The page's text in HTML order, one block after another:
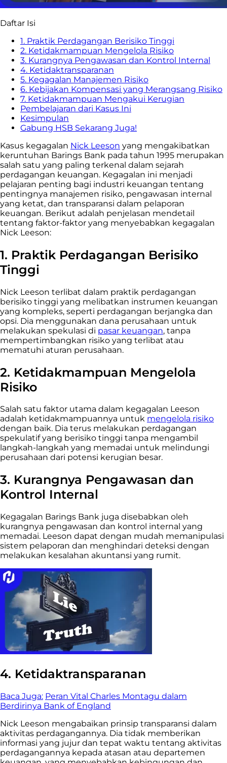
Daftar Isi
1. Praktik Perdagangan Berisiko Tinggi
2. Ketidakmampuan Mengelola Risiko
3. Kurangnya Pengawasan dan Kontrol Internal
4. Ketidaktransparanan
5. Kegagalan Manajemen Risiko
6. Kebijakan Kompensasi yang Merangsang Risiko
7. Ketidakmampuan Mengakui Kerugian
Pembelajaran dari Kasus Ini
Kesimpulan
Gabung HSB Sekarang Juga!
Kasus kegagalan Nick Leeson yang mengakibatkan
keruntuhan Barings Bank pada tahun 1995 merupakan
salah satu yang paling terkenal dalam sejarah
perdagangan keuangan. Kegagalan ini menjadi
pelajaran penting bagi industri keuangan tentang
pentingnya manajemen risiko, pengawasan internal
yang ketat, dan transparansi dalam pelaporan
keuangan. Berikut adalah penjelasan mendetail
tentang faktor-faktor yang menyebabkan kegagalan
Nick Leeson:
1. Praktik Perdagangan Berisiko
Tinggi
Nick Leeson terlibat dalam praktik perdagangan
berisiko tinggi yang melibatkan instrumen keuangan
yang kompleks, seperti perdagangan berjangka dan
opsi. Dia menggunakan dana perusahaan untuk
melakukan spekulasi di pasar keuangan, tanpa
mempertimbangkan risiko yang terlibat atau
mematuhi aturan perusahaan.
2. Ketidakmampuan Mengelola
Risiko
Salah satu faktor utama dalam kegagalan Leeson
adalah ketidakmampuannya untuk mengelola risiko
dengan baik. Dia terus melakukan perdagangan
spekulatif yang berisiko tinggi tanpa mengambil
langkah-langkah yang memadai untuk melindungi
perusahaan dari potensi kerugian besar.
3. Kurangnya Pengawasan dan
Kontrol Internal
Kegagalan Barings Bank juga disebabkan oleh
kurangnya pengawasan dan kontrol internal yang
memadai. Leeson dapat dengan mudah memanipulasi
sistem pelaporan dan menghindari deteksi dengan
melakukan kesalahan akuntansi yang rumit.
4. Ketidaktransparanan
Baca Juga: Peran Vital Charles Montagu dalam
Berdirinya Bank of England
Nick Leeson mengabaikan prinsip transparansi dalam
aktivitas perdagangannya. Dia tidak memberikan
informasi yang jujur ​​dan tepat waktu tentang aktivitas
perdagangannya kepada atasan atau departemen